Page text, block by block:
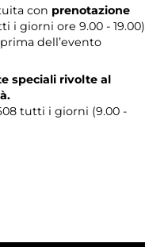
con prenotazione
i giorni ore 9.00 - 19.00)
dell’evento
speciali rivolte al
tutti i giorni (9.00 -